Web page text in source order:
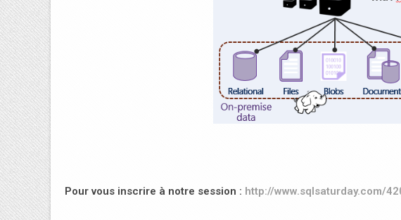
Pour vous inscrire à notre session : http://www.sqlsaturday.com/